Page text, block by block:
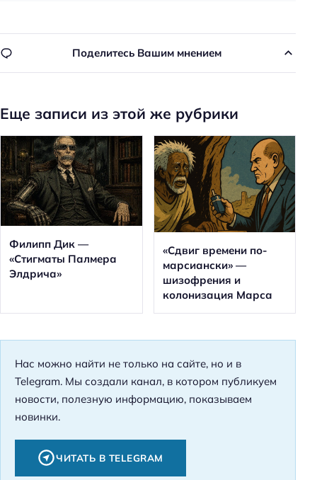
Поделитесь Вашим мнением
Еще записи из этой же рубрики
Филипп Дик —
«Стигматы Палмера
Элдрича»
«Сдвиг времени по-
марсиански» —
шизофрения и
колонизация Марса
Нас можно найти не только на сайте, но и в
Telegram. Мы создали канал, в котором публикуем
новости, полезную информацию, показываем
новинки.
ЧИТАТЬ В TELEGRAM